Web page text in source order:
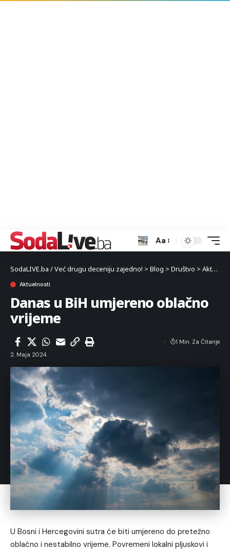
Aa
SodaLIVE.ba / Već drugu deceniju zajedno! > Blog > Društvo > Aktuelnosti
Aktuelnosti
Danas u BiH umjereno oblačno
vrijeme
2. Maja 2024.
1 Min. Za Čitanje
U Bosni i Hercegovini sutra će biti umjereno do pretežno
oblačno i nestabilno vrijeme. Povremeni lokalni pljuskovi i